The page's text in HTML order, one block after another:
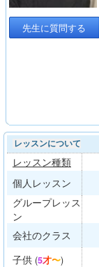
先生に質問する
レッスンについて
レッスン種類
個人レッスン
グループレッス
ン
会社のクラス
子供 (5才〜)